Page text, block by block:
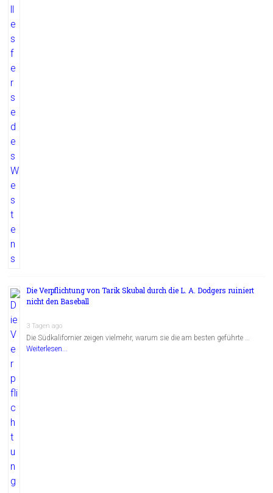
Die Verpflichtung von Tarik Skubal durch die L. A. Dodgers ruiniert
nicht den Baseball
3 Tagen ago
Die Südkalifornier zeigen vielmehr, warum sie die am besten geführte …
Weiterlesen...